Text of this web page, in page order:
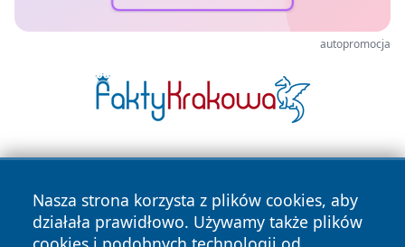
autopromocja
Nasza strona korzysta z plików cookies, aby
działała prawidłowo. Używamy także plików